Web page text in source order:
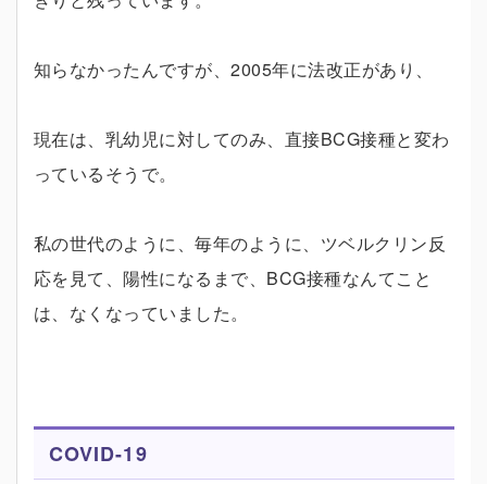
知らなかったんですが、2005年に法改正があり、
現在は、乳幼児に対してのみ、直接BCG接種と変わ
っているそうで。
私の世代のように、毎年のように、ツベルクリン反
応を見て、陽性になるまで、BCG接種なんてこと
は、なくなっていました。
COVID-19